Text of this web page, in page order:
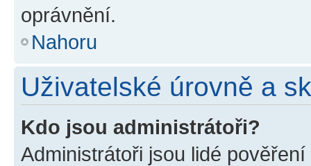
oprávnění.
Nahoru
Uživatelské úrovně a
Kdo jsou administrátoři?
Administrátoři jsou lidé